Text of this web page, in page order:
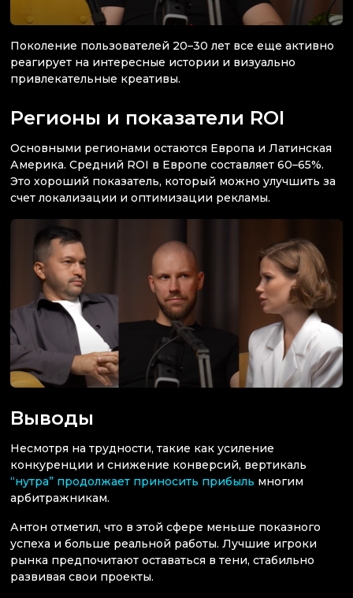
Поколение пользователей 20–30 лет все еще активно
реагирует на интересные истории и визуально
привлекательные креативы.
Регионы и показатели ROI
Основными регионами остаются Европа и Латинская
Америка. Средний ROI в Европе составляет 60–65%.
Это хороший показатель, который можно улучшить за
счет локализации и оптимизации рекламы.
Выводы
Несмотря на трудности, такие как усиление
конкуренции и снижение конверсий, вертикаль
“нутра” продолжает приносить прибыль многим
арбитражникам.
Антон отметил, что в этой сфере меньше показного
успеха и больше реальной работы. Лучшие игроки
рынка предпочитают оставаться в тени, стабильно
развивая свои проекты.